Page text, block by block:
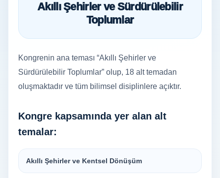
Akıllı Şehirler ve Sürdürülebilir
Toplumlar
Kongrenin ana teması “Akıllı Şehirler ve
Sürdürülebilir Toplumlar” olup, 18 alt temadan
oluşmaktadır ve tüm bilimsel disiplinlere açıktır.
Kongre kapsamında yer alan alt
temalar:
Akıllı Şehirler ve Kentsel Dönüşüm